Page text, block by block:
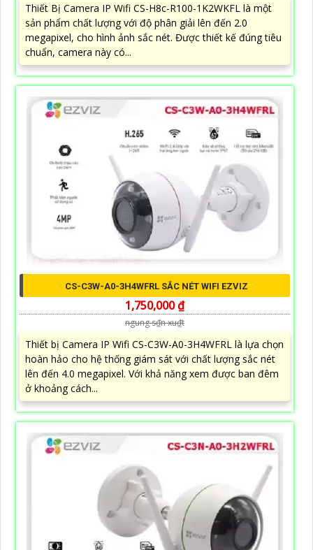
Thiết Bị Camera IP Wifi CS-H8c-R100-1K2WKFL là một
sản phẩm chất lượng với độ phân giải lên đến 2.0
megapixel, cho hình ảnh sắc nét. Được thiết kế đúng tiêu
chuẩn, camera này có...
CS-C3W-A0-3H4WFRL SẮC NÉT WIFI EZVIZ
1,750,000 ₫
ngung s₫n xu₫t
Thiết bị Camera IP Wifi CS-C3W-A0-3H4WFRL là lựa chọn
hoàn hảo cho hệ thống giám sát với chất lượng sắc nét
lên đến 4.0 megapixel. Với khả năng xem được ban đêm
ở khoảng cách...